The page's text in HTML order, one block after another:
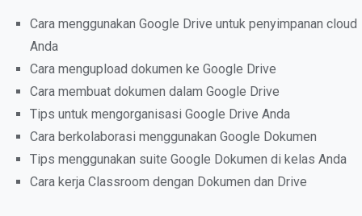
Cara menggunakan Google Drive untuk penyimpanan cloud
Anda
Cara mengupload dokumen ke Google Drive
Cara membuat dokumen dalam Google Drive
Tips untuk mengorganisasi Google Drive Anda
Cara berkolaborasi menggunakan Google Dokumen
Tips menggunakan suite Google Dokumen di kelas Anda
Cara kerja Classroom dengan Dokumen dan Drive